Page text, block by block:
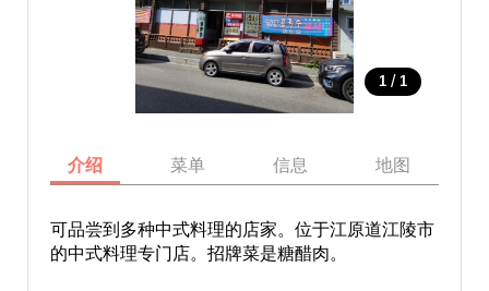
1 / 1
介绍 菜单 信息 地图
可品尝到多种中式料理的店家。位于江原道江陵市
的中式料理专门店。招牌菜是糖醋肉。